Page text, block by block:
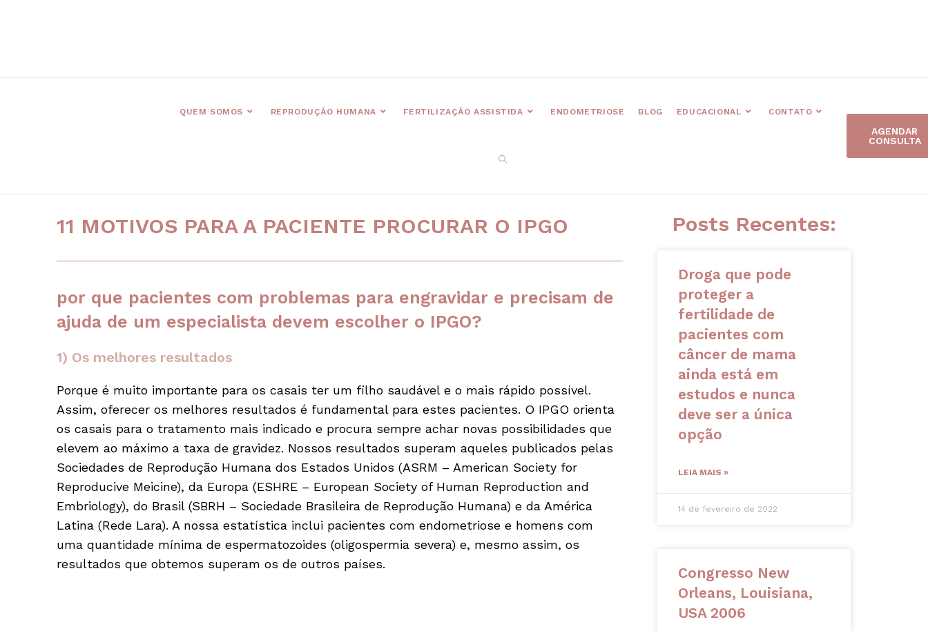
QUEM SOMOS REPRODUÇÃO HUMANA FERTILIZAÇÃO ASSISTIDA ENDOMETRIOSE BLOG EDUCACIONAL CONTATO
AGENDAR
CONSULTA
11 MOTIVOS PARA A PACIENTE PROCURAR O IPGO
por que pacientes com problemas para engravidar e precisam de
ajuda de um especialista devem escolher o IPGO?
1) Os melhores resultados
Porque é muito importante para os casais ter um filho saudável e o mais rápido possível.
Assim, oferecer os melhores resultados é fundamental para estes pacientes. O IPGO orienta
os casais para o tratamento mais indicado e procura sempre achar novas possibilidades que
elevem ao máximo a taxa de gravidez. Nossos resultados superam aqueles publicados pelas
Sociedades de Reprodução Humana dos Estados Unidos (ASRM – American Society for
Reproducive Meicine), da Europa (ESHRE – European Society of Human Reproduction and
Embriology), do Brasil (SBRH – Sociedade Brasileira de Reprodução Humana) e da América
Latina (Rede Lara). A nossa estatística inclui pacientes com endometriose e homens com
uma quantidade mínima de espermatozoides (oligospermia severa) e, mesmo assim, os
resultados que obtemos superam os de outros países.
Posts Recentes:
Droga que pode
proteger a
fertilidade de
pacientes com
câncer de mama
ainda está em
estudos e nunca
deve ser a única
opção
LEIA MAIS »
14 de fevereiro de 2022
Congresso New
Orleans, Louisiana,
USA 2006